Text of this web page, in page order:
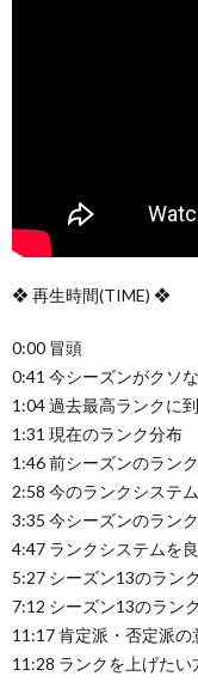
❖ 再生時間(TIME) ❖
0:00 冒頭
0:41 今シーズンがクソ
1:04 過去最高ランクに
1:31 現在のランク分布
1:46 前シーズンのラン
2:58 今のランクシステ
3:35 今シーズンのラン
4:47 ランクシステムを
5:27 シーズン13のラン
7:12 シーズン13のラン
11:17 肯定派・否定派の
11:28 ランクを上げたい